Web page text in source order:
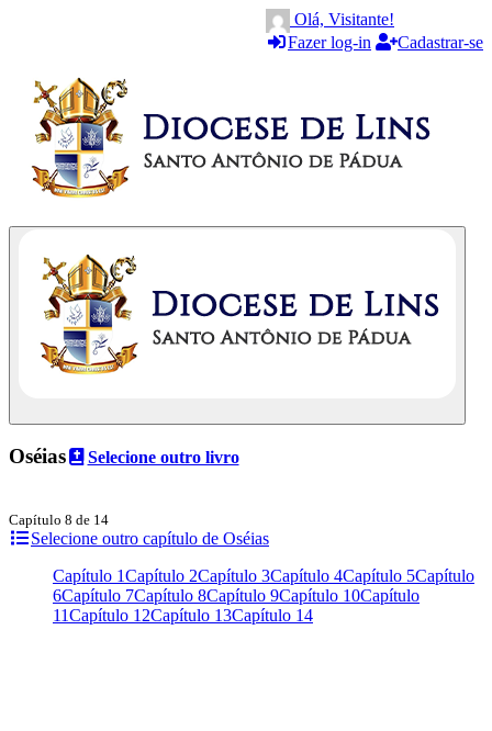
Olá, Visitante!
Fazer log-in
Cadastrar-se
Oséias Selecione outro livro
Capítulo 8 de 14
Selecione outro capítulo de Oséias
Capítulo 1Capítulo 2Capítulo 3Capítulo 4Capítulo 5Capítulo
6Capítulo 7Capítulo 8Capítulo 9Capítulo 10Capítulo
11Capítulo 12Capítulo 13Capítulo 14